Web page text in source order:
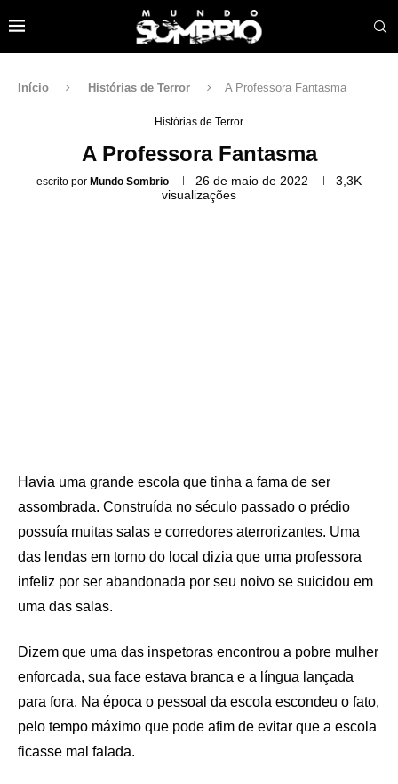
Início Histórias de Terror A Professora Fantasma
Histórias de Terror
A Professora Fantasma
escrito por Mundo Sombrio 26 de maio de 2022
3,3K
visualizações
Havia uma grande escola que tinha a fama de ser
assombrada. Construída no século passado o prédio
possuía muitas salas e corredores aterrorizantes. Uma
das lendas em torno do local dizia que uma professora
infeliz por ser abandonada por seu noivo se suicidou em
uma das salas.
Dizem que uma das inspetoras encontrou a pobre mulher
enforcada, sua face estava branca e a língua lançada
para fora. Na época o pessoal da escola escondeu o fato,
pelo tempo máximo que pode afim de evitar que a escola
ficasse mal falada.